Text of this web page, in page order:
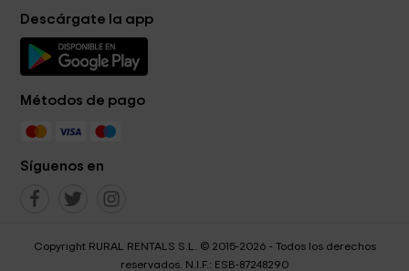
Descárgate la app
Métodos de pago
Síguenos en
Copyright RURAL RENTALS S.L. © 2015-2026 - Todos los derechos
reservados. N.I.F.: ESB-87248290